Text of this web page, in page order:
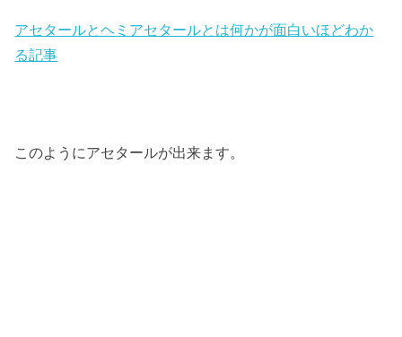
アセタールとヘミアセタールとは何かが面白いほどわか
る記事
このようにアセタールが出来ます。